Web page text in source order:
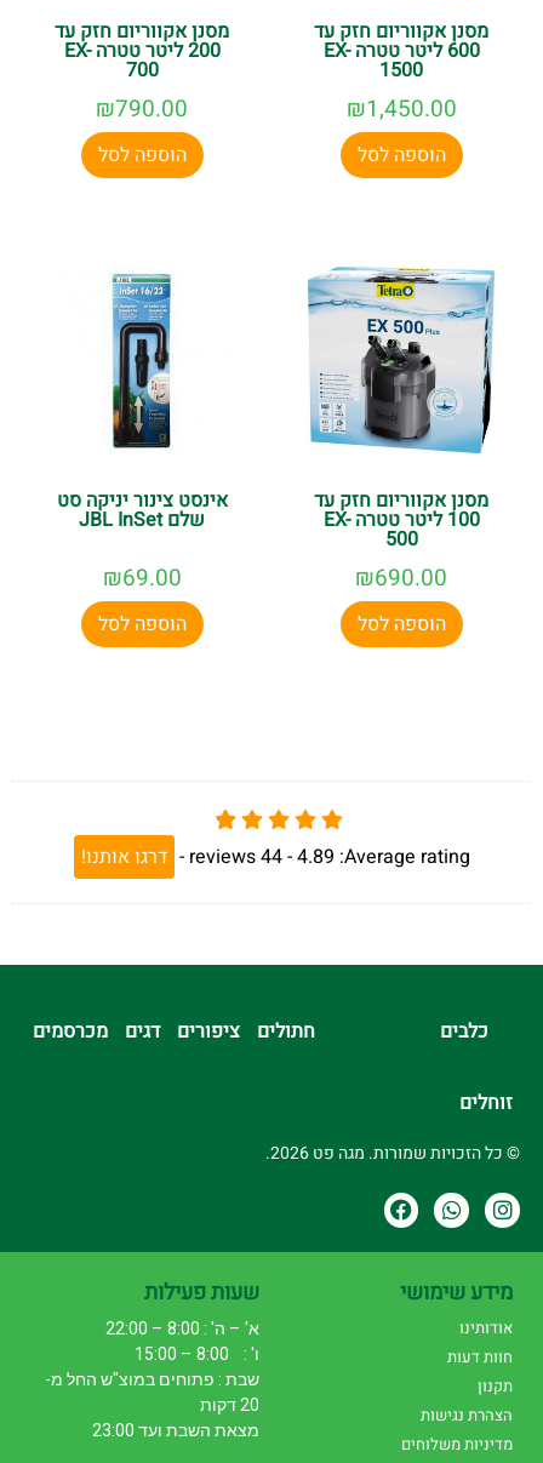
מסנן אקווריום חזק עד
600 ליטר טטרה EX-
1500
₪1,450.00
הוספה לסל
מסנן אקווריום חזק עד
200 ליטר טטרה EX-
700
₪790.00
הוספה לסל
מסנן אקווריום חזק עד
100 ליטר טטרה EX-
500
₪690.00
הוספה לסל
אינסט צינור יניקה סט
שלם JBL InSet
₪69.00
הוספה לסל
Average rating:
4.89 -
44
reviews
- דרגו אותנו!
כלבים חתולים ציפורים דגים מכרסמים
זוחלים
© כל הזכויות שמורות. מגה פט 2026.
מידע שימושי
אודותינו
חוות דעות
תקנון
הצהרת נגישות
מדיניות משלוחים
שעות פעילות
א' – ה' : 8:00 – 22:00
ו' : 8:00 – 15:00
שבת : פתוחים במוצ"ש החל מ-
20 דקות
מצאת השבת ועד 23:00